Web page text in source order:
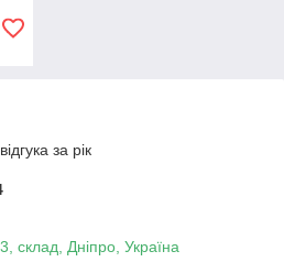
за рік
склад, Дніпро, Україна